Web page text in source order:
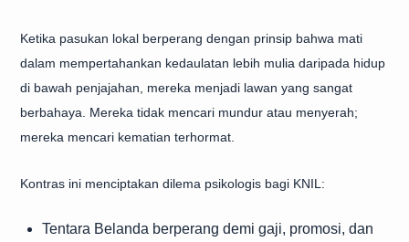
Ketika pasukan lokal berperang dengan prinsip bahwa mati
dalam mempertahankan kedaulatan lebih mulia daripada hidup
di bawah penjajahan, mereka menjadi lawan yang sangat
berbahaya. Mereka tidak mencari mundur atau menyerah;
mereka mencari kematian terhormat.
Kontras ini menciptakan dilema psikologis bagi KNIL:
Tentara Belanda berperang demi gaji, promosi, dan